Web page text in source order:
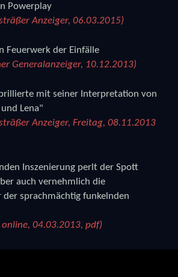
Powerplay
Anzeiger, 06.03.2015)
Feuerwerk der Einfälle
Generalanzeiger, 10.12.2013)
mit seiner Interpretation von
Lena"
Anzeiger, Freitag, 08.11.2013
Inszenierung perlt der Spott
auch vernehmlich die
sprachmächtig funkelnden
online, 04.03.2013, pdf)